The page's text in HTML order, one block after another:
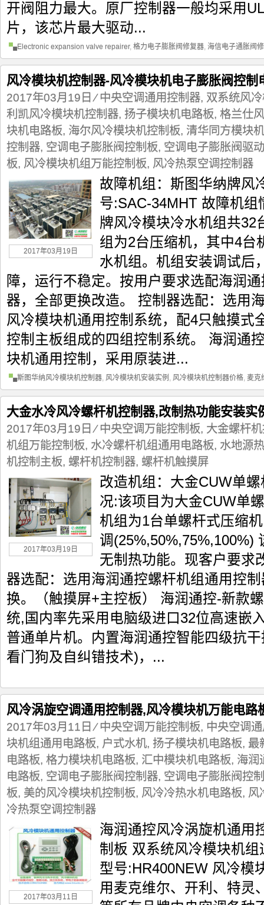
开阀阻力最大。原厂控制器一般均采用
片，该芯片最大驱动...
Electronic expansion valve repairer, 格力电子膨胀阀修复器, 海信电子通胀阀
风冷模块机控制器-风冷模块机电子膨胀阀控制
2017年03月19日 ⁄中央空调通用控制器, 双系统风
利凯风冷模块机控制器, 扬子模块机电路板, 格兰仕
块机电路板, 海尔风冷模块机控制板, 清华同方模块
控制器, 空调电子膨胀阀控制板, 空调电子膨胀阀驱
板, 风冷模块机组万能控制板, 风冷热泵空调控制器
2017年03月19日
故障机组：斯图华纳牌风
号:SAC-34MHT 故障机
牌风冷模块冷水机组共32
组为2台压缩机，其中4台
水机组。机组安装调试后
障，运行不稳定。按用户要求选配海润
器，全部更换改造。 控制器选配：选用
风冷模块机通用控制系统，配4只触摸式
控制主板组成的四组控制系统。 海润通
块机通用控制，采用原装进...
斯图华纳风冷模块机控制器, 风冷模块机安装实例 , 风冷模块机控制器价格, 麦克
大金水冷风冷螺杆机控制器,改制热功能安装实
2017年03月19日 ⁄中央空调万能控制板, 大金螺杆
机组万能控制板, 水冷螺杆机组通用电路板, 水地源
机控制主板, 螺杆机控制器, 螺杆机触摸屏
2017年03月19日
改造机组：大金CUW单
况:该项目为大金CUW单
机组为1台单螺杆式压缩
调(25%,50%,75%,100%)
无制热功能。现客户要求
器选配：选用海润通控螺杆机组通用控
换。（触摸屏+主控板） 海润通控-新款
统,国内率先采用电脑级进口32位高速嵌
普通单片机。内置海润通控智能四级抗
看门狗及自纠错技术)，...
风冷涡旋空调通用控制器,风冷模块机万能电路
2017年03月11日 ⁄中央空调万能控制板, 中央空调
块机组通用电路板, 户式水机, 扬子模块机电路板, 最
电路板, 格力模块机电路板, 汇中模块机电路板, 海润
电路板, 空调电子膨胀阀控制器, 空调电子膨胀阀控
板, 美的风冷模块机控制板, 风冷冷热水机电路板, 风
冷热泵空调控制器
2017年03月11日
海润通控风冷涡旋机通用
制板 双系统风冷模块机
型号:HR400NEW 风冷模
用麦克维尔、开利、特灵